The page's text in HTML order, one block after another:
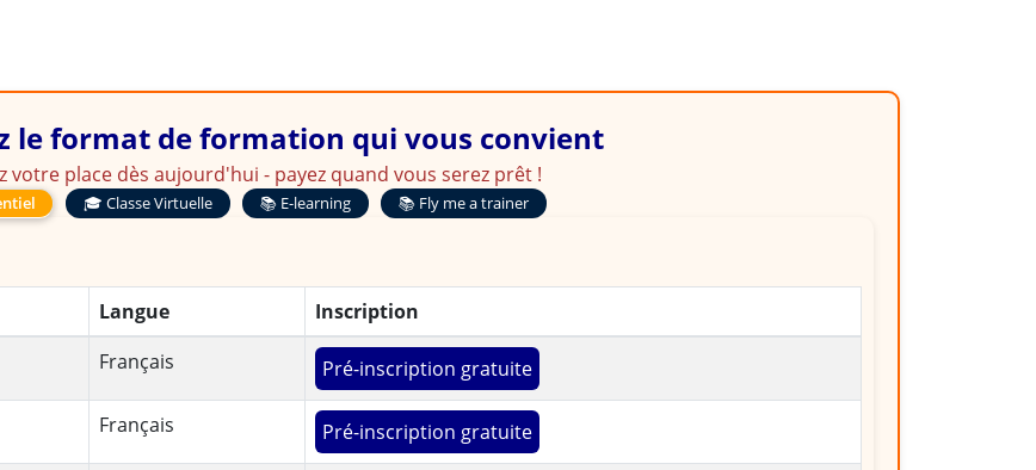
le format de formation qui vous convient
votre place dès aujourd'hui - payez quand vous serez prêt !
🎓 Classe Virtuelle 📚 E-learning 📚 Fly me a trainer
Langue
Inscription
Français Pré-inscription gratuite
Français Pré-inscription gratuite